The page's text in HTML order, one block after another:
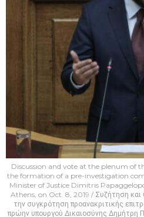
Discussion and vote at the plenum of
the formation of a pre-investigation
Minister of Justice Dimitris
Athens, on Oct. 8, 2019 / Συζήτηση και
την συγκρότηση προανακριτικής
πρώην υπουργού Δικαιοσύνης Δημήτρη